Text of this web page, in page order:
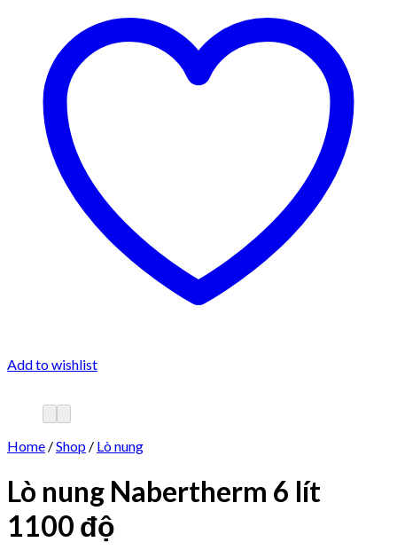
Add to wishlist
Home /Shop / Lò nung
Lò nung Nabertherm 6 lít
1100 độ